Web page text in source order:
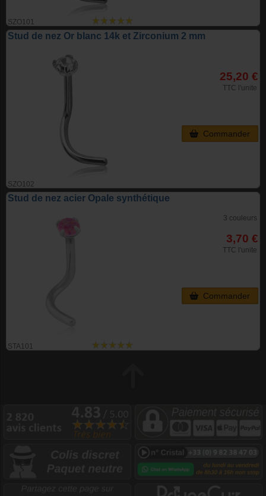
SZO101
Stud de nez Or blanc 14k et Zirconium 2 mm
SZO102
25,20 €
TTC l'unite
Commander
Stud de nez acier Opale synthétique
STA101
3 couleurs
3,70 €
TTC l'unite
Commander